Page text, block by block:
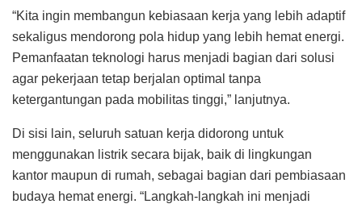
“Kita ingin membangun kebiasaan kerja yang lebih adaptif
sekaligus mendorong pola hidup yang lebih hemat energi.
Pemanfaatan teknologi harus menjadi bagian dari solusi
agar pekerjaan tetap berjalan optimal tanpa
ketergantungan pada mobilitas tinggi,” lanjutnya.
Di sisi lain, seluruh satuan kerja didorong untuk
menggunakan listrik secara bijak, baik di lingkungan
kantor maupun di rumah, sebagai bagian dari pembiasaan
budaya hemat energi. “Langkah-langkah ini menjadi